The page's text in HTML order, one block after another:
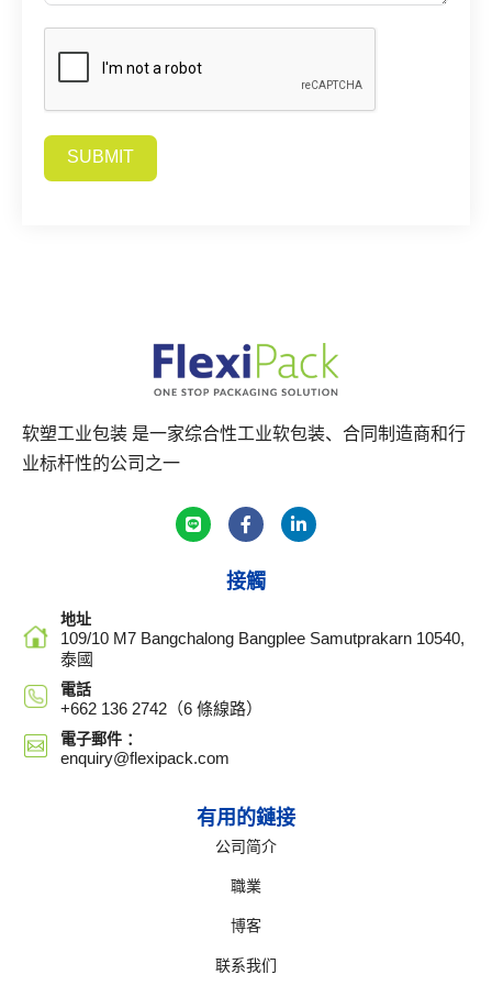
SUBMIT
软塑工业包装 是一家综合性工业软包装、合同制造商和行
业标杆性的公司之一
接觸
地址
109/10 M7 Bangchalong Bangplee Samutprakarn 10540,
泰國
電話
+662 136 2742（6 條線路）
電子郵件 ：
enquiry@flexipack.com
有用的鏈接
公司简介
職業
博客
联系我们